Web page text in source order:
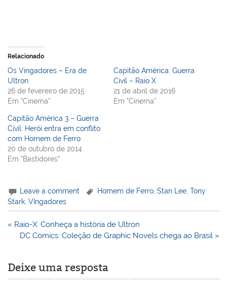
Relacionado
Os Vingadores – Era de
Ultron
26 de fevereiro de 2015
Em "Cinema"
Capitão América: Guerra
Civil – Raio X
21 de abril de 2016
Em "Cinema"
Capitão América 3 – Guerra
Civil: Herói entra em conflito
com Homem de Ferro
20 de outubro de 2014
Em "Bastidores"
Leave a comment Homem de Ferro ,Stan Lee ,Tony
Stark,VIngadores
Navegação
« Raio-X: Conheça a história de Ultron
DC Comics: Coleção de Graphic Novels chega ao Brasil »
Deixe uma resposta